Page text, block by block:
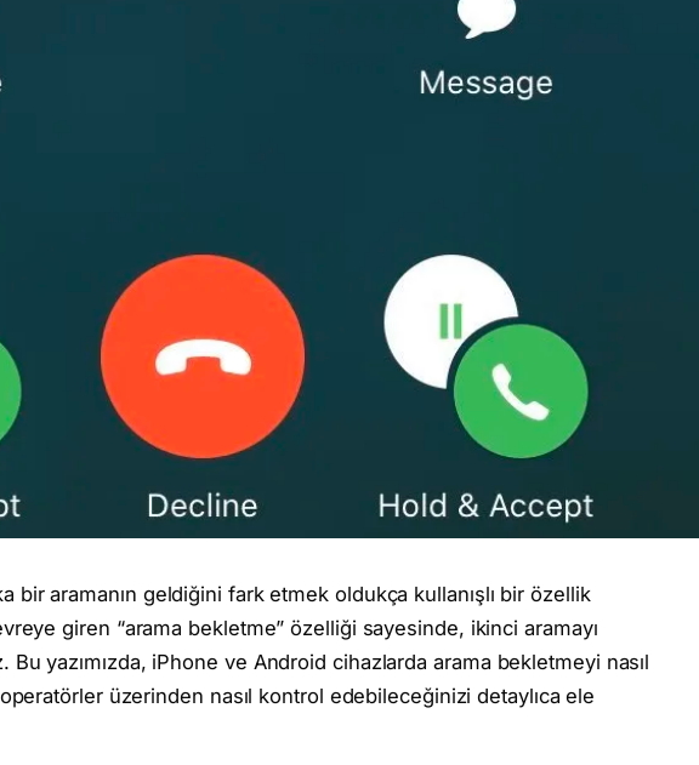
bir aramanın geldiğini fark etmek oldukça kullanışlı bir özellik
giren “arama bekletme” özelliği sayesinde, ikinci aramayı
Bu yazımızda, iPhone ve Android cihazlarda arama bekletmeyi nasıl
üzerinden nasıl kontrol edebileceğinizi detaylıca ele